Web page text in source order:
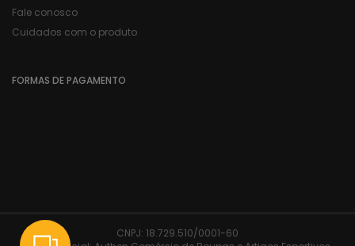
Fale conosco
Cuidados com o produto
FORMAS DE PAGAMENTO
CNPJ: 18.729.510/0001-60